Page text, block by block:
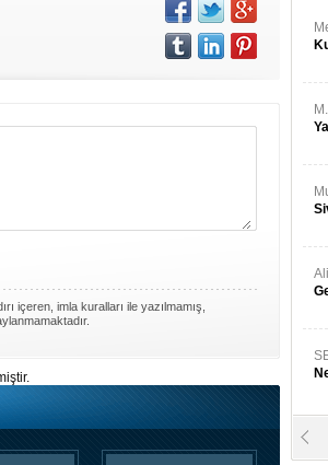
içeren, imla kuralları ile yazılmamış,